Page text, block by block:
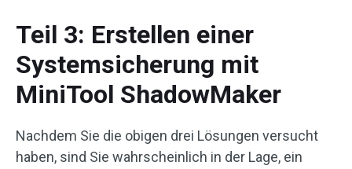
Teil 3: Erstellen einer
Systemsicherung mit
MiniTool ShadowMaker
Nachdem Sie die obigen drei Lösungen versucht
haben, sind Sie wahrscheinlich in der Lage, ein